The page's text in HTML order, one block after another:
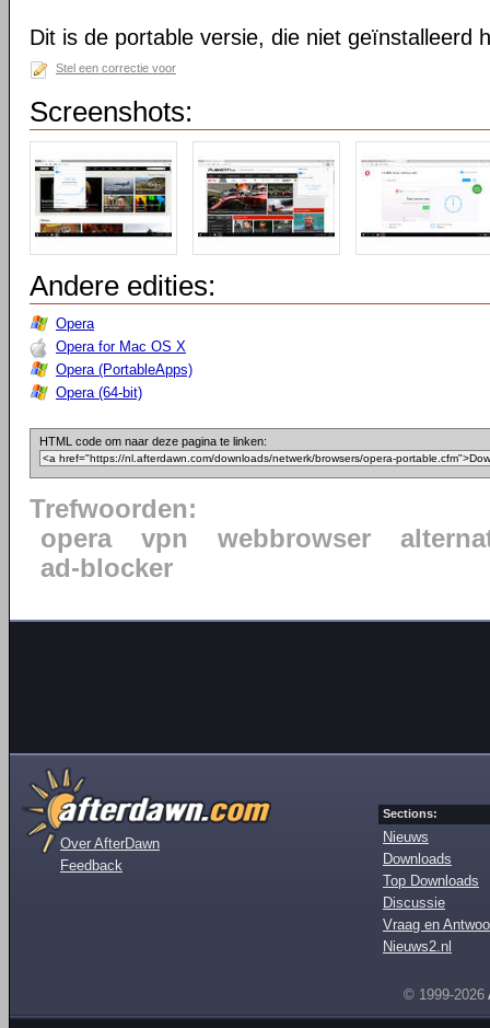
Dit is de portable versie, die niet geïnstalleerd
Stel een correctie voor
Screenshots:
Andere edities:
Opera
Opera for Mac OS X
Opera (PortableApps)
Opera (64-bit)
HTML code om naar deze pagina te linken:
Trefwoorden:
opera
vpn webbrowser
ad-blocker
Over AfterDawn
Feedback
Sections:
Nieuws
Downloads
Top Downloads
Discussie
Vraag en
Nieuws2.nl
© 1999-2026